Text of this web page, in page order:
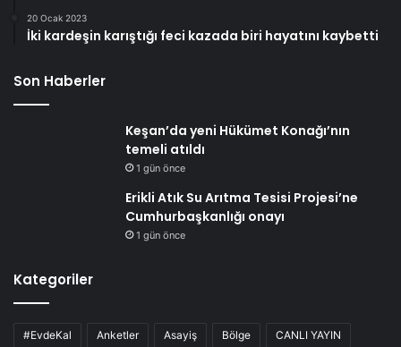
20 Ocak 2023
İki kardeşin karıştığı feci kazada biri hayatını kaybetti
Son Haberler
Keşan’da yeni Hükümet Konağı’nın
temeli atıldı
1 gün önce
Erikli Atık Su Arıtma Tesisi Projesi’ne
Cumhurbaşkanlığı onayı
1 gün önce
Kategoriler
#EvdeKal Anketler Asayiş Bölge CANLI YAYIN